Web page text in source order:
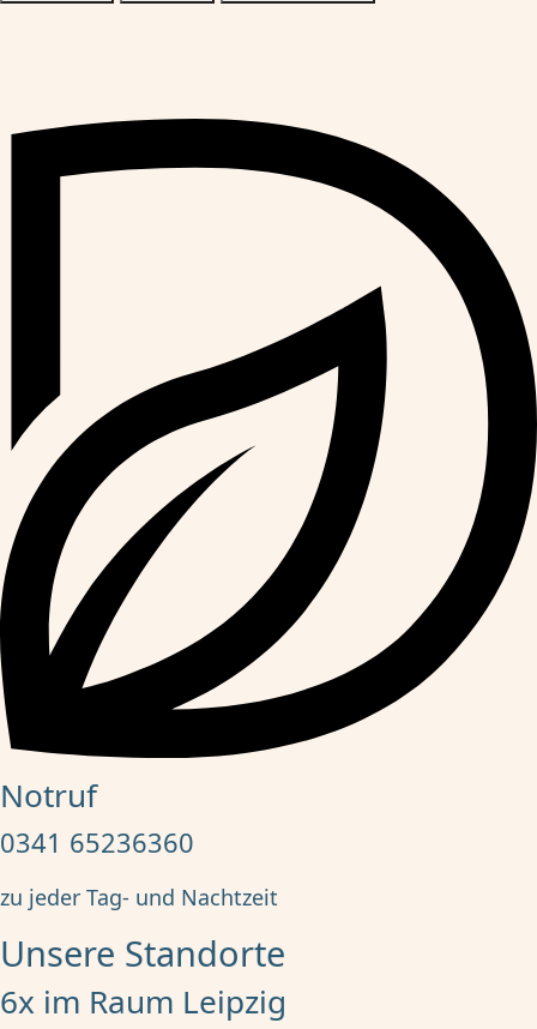
Notruf
0341 65236360
zu jeder Tag- und Nachtzeit
Unsere Standorte
6x im Raum Leipzig